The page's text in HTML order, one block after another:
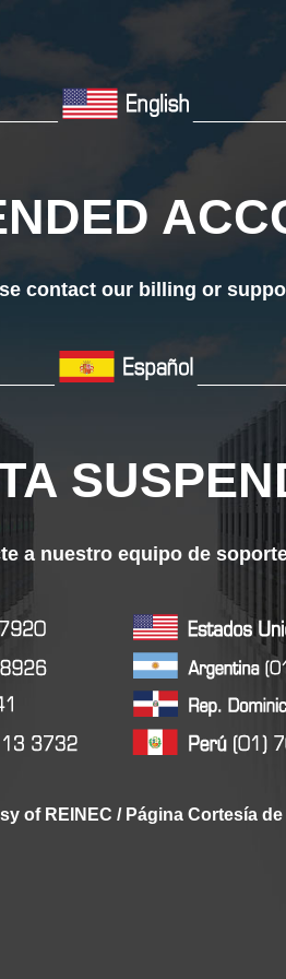
contact our billing or
a nuestro equipo de
of REINEC / Página Cortesía de